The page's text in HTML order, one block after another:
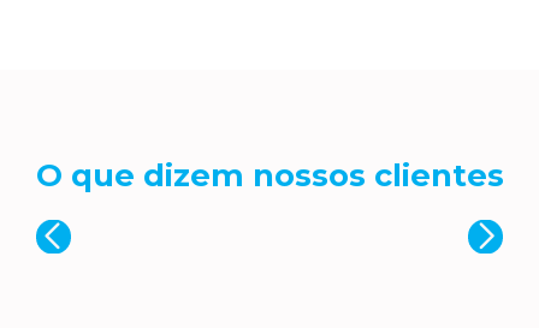
O que dizem nossos clientes